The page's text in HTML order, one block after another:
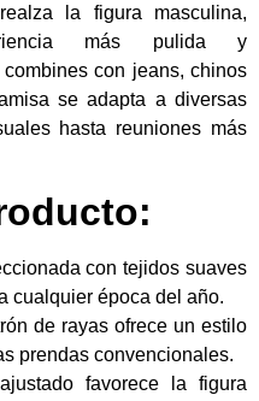
la figura masculina,
más pulida y
con jeans, chinos
se adapta a diversas
hasta reuniones más
con tejidos suaves
cualquier época del año.
de rayas ofrece un estilo
prendas convencionales.
favorece la figura